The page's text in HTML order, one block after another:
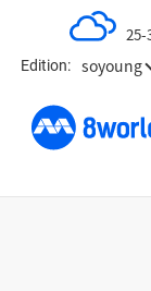
Edition: soyoung
25-